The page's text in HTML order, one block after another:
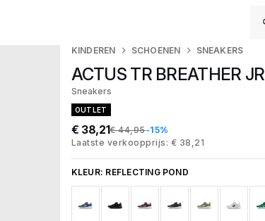
KINDEREN SCHOENEN SNEAKERS
ACTUS TR BREATHER JR
Sneakers
OUTLET
€ 38,21€ 44,95-15%
Laatste verkoopprijs: € 38,21
KLEUR: REFLECTING POND